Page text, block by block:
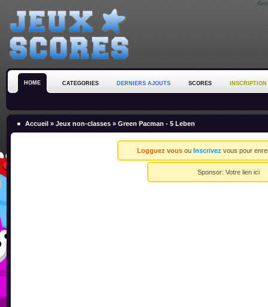
HOME CATEGORIES DERNIERS AJOUTS SCORES INSCRIPTION
Accueil » Jeux non-classes » Green Pacman - 5 Leben
Logguez vousou Inscrivez vous pour
Sponsor: Votre lien ici